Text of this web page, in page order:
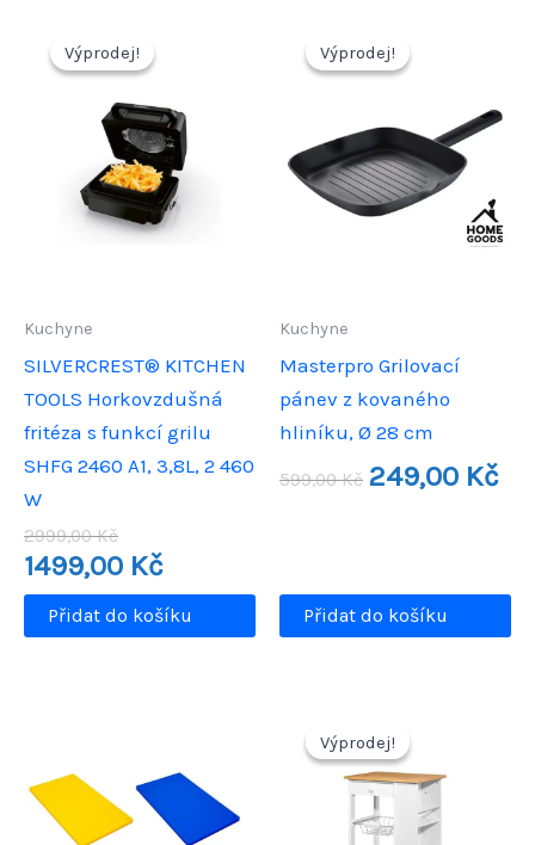
Výprodej!
Výprodej!
Kuchyne
SILVERCREST® KITCHEN
TOOLS Horkovzdušná
fritéza s funkcí grilu
SHFG 2460 A1, 3,8L, 2 460
W
2999,00KčPůvodní
cena
byla:
2999,00 Kč.
1499,00 Kč
je:
1499,00 Kč.
Přidat do košíku
Výprodej!
Výprodej!
Kuchyne
Masterpro Grilovací
pánev z kovaného
hliníku, Ø 28 cm
599,00Kč
Původní
cena
249,00 Kč
Přidat do košíku
Výprodej!
Výprodej!